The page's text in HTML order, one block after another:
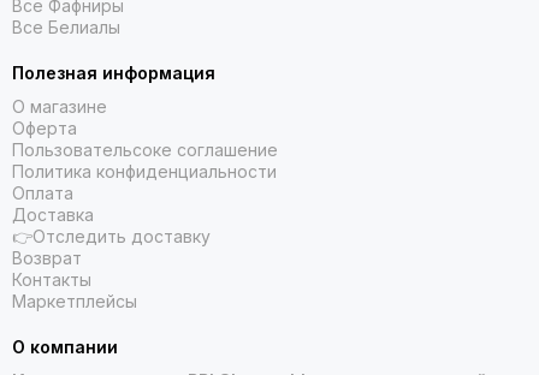
Все Фафниры
Все Белиалы
Полезная информация
О магазине
Оферта
Пользовательсоке соглашение
Политика конфиденциальности
Оплата
Доставка
👉Отследить доставку
Возврат
Контакты
Маркетплейсы
О компании